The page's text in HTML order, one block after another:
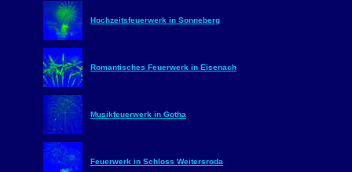
Hochzeitsfeuerwerk in Sonneberg
Romantisches Feuerwerk in Eisenach
Musikfeuerwerk in Gotha
Feuerwerk in Schloss Weitersroda